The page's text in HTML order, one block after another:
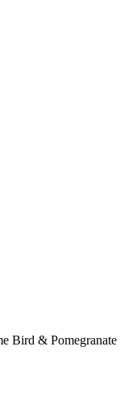
Bird & Pomegranate